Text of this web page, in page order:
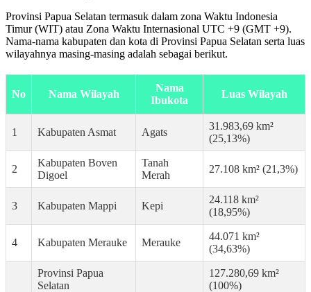
Provinsi Papua Selatan termasuk dalam zona Waktu Indonesia
Timur (WIT) atau Zona Waktu Internasional UTC +9 (GMT +9).
Nama-nama kabupaten dan kota di Provinsi Papua Selatan serta luas
wilayahnya masing-masing adalah sebagai berikut.
No Nama Wilayah
Nama
Ibukota
Luas Wilayah
1 Kabupaten Asmat Agats
31.983,69 km²
(25,13%)
2
Kabupaten Boven
Digoel
Tanah
Merah
27.108 km² (21,3%)
3 Kabupaten Mappi Kepi
24.118 km²
(18,95%)
4 Kabupaten Merauke Merauke
44.071 km²
(34,63%)
Provinsi Papua
Selatan
127.280,69 km²
(100%)